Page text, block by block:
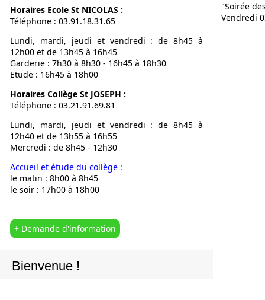
L’OGEC
Horaires Ecole St NICOLAS :
Téléphone : 03.91.18.31.65
Lundi, mardi, jeudi et vendredi : de 8h45 à
12h00 et de 13h45 à 16h45
Garderie : 7h30 à 8h30 - 16h45 à 18h30
Etude : 16h45 à 18h00
Horaires Collège St JOSEPH :
Téléphone : 03.21.91.69.81
Lundi, mardi, jeudi et vendredi : de 8h45 à
12h40 et de 13h55 à 16h55
Mercredi : de 8h45 - 12h30
Accueil et étude du collège :
le matin : 8h00 à 8h45
le soir : 17h00 à 18h00
+ Demande d'information
Bienvenue !
"Soirée
Vendredi